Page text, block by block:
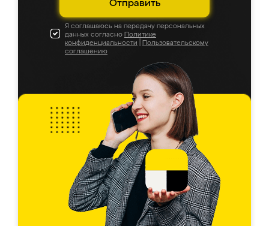
Отправить
Я соглашаюсь на передачу персональных
данных согласно Политике
конфиденциальности
Пользовательскому
соглашению